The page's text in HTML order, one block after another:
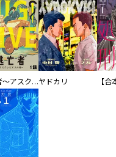
逃亡者～アスクレピオスの杖～ヤドカリ